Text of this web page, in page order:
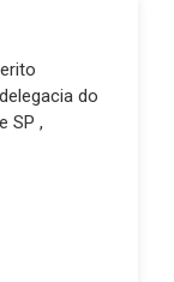
do
SP ,